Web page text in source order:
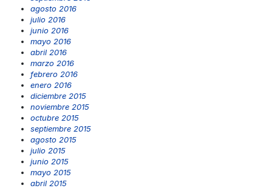
agosto 2016
julio 2016
junio 2016
mayo 2016
abril 2016
marzo 2016
febrero 2016
enero 2016
diciembre 2015
noviembre 2015
octubre 2015
septiembre 2015
agosto 2015
julio 2015
junio 2015
mayo 2015
abril 2015